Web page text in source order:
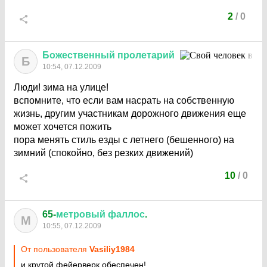
2/ 0
Б Божественный пролетарий
10:54, 07.12.2009
Люди! зима на улице!
вспомните, что если вам насрать на собственную
жизнь, другим участникам дорожного движения еще
может хочется пожить
пора менять стиль езды с летнего (бешенного) на
зимний (спокойно, без резких движений)
10 / 0
М 65-метровый фаллос.
10:55, 07.12.2009
От пользователя Vasiliy1984
и крутой фейерверк обеспечен!